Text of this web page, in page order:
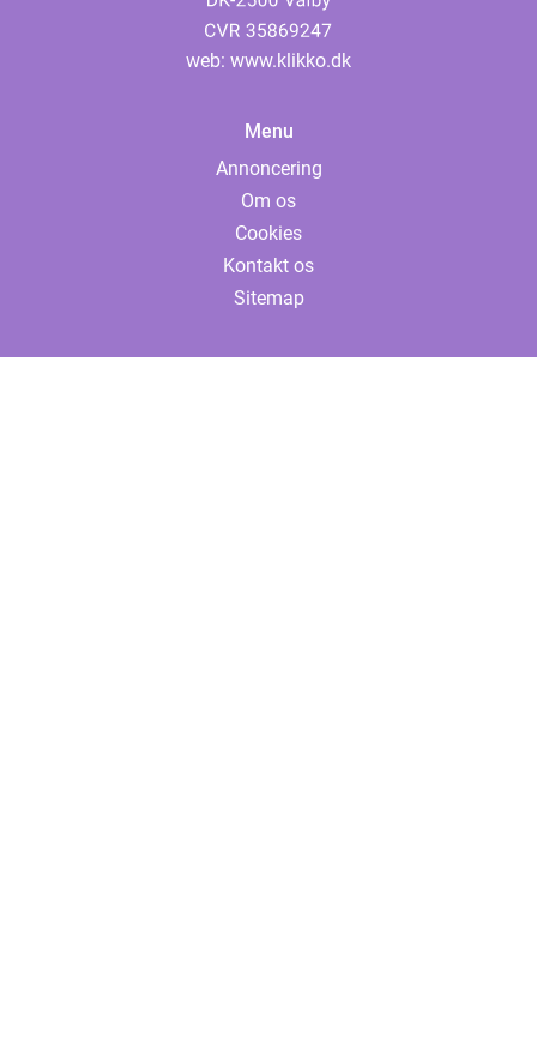
web: www.klikko.dk
Menu
Annoncering
Om os
Cookies
Kontakt os
Sitemap